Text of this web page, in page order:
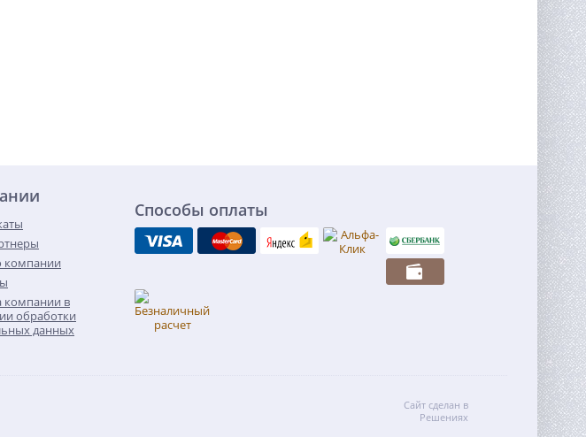
компании
компании в
обработки
данных
Способы оплаты
Сайт сделан в
Решениях